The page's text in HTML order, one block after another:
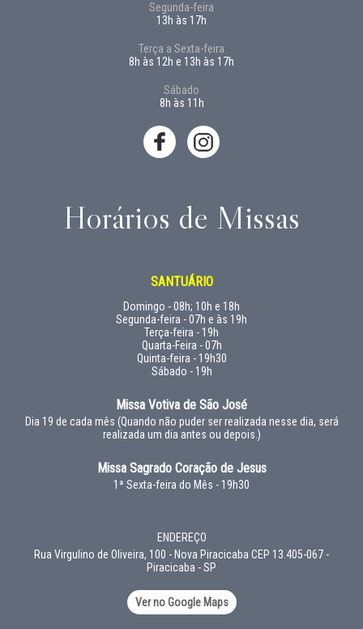
Segunda-feira
13h às 17h
Terça a Sexta-feira
8h às 12h e 13h às 17h
Sábado
8h às 11h
Horários de Missas
SANTUÁRIO
Domingo - 08h; 10h e 18h
Segunda-feira - 07h e às 19h
Terça-feira - 19h
Quarta-Feira - 07h
Quinta-feira - 19h30
Sábado - 19h
Missa Votiva de São José
Dia 19 de cada mês (Quando não puder ser realizada nesse dia, será
realizada um dia antes ou depois.)
Missa Sagrado Coração de Jesus
1ª Sexta-feira do Mês - 19h30
ENDEREÇO
Rua Virgulino de Oliveira, 100 - Nova Piracicaba CEP 13.405-067 -
Piracicaba - SP
Ver no Google Maps